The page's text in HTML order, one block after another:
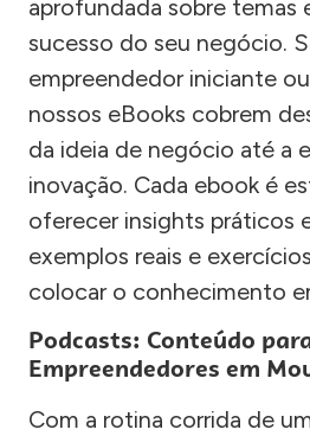
aprofundada sobre temas
sucesso do seu negócio.
empreendedor iniciante
nossos eBooks cobrem
da ideia de negócio até a
inovação. Cada ebook é
oferecer insights práticos
exemplos reais e
colocar o conhecimento
Podcasts: Conteúdo
Empreendedores em
Com a rotina corrida de